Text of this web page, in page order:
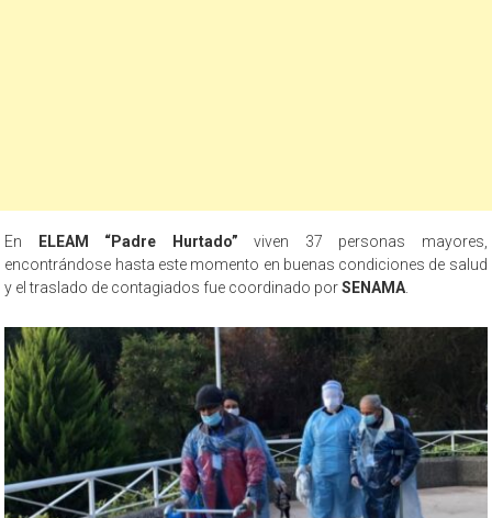
En ELEAM “Padre Hurtado” viven 37 personas mayores,
encontrándose hasta este momento en buenas condiciones de salud
y el traslado de contagiados fue coordinado porSENAMA